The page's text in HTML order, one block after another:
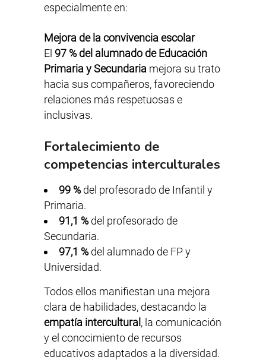
especialmente en:
Mejora de la convivencia escolar
El 97 % del alumnado de Educación
Primaria y Secundaria mejora su trato
hacia sus compañeros, favoreciendo
relaciones más respetuosas e
inclusivas.
Fortalecimiento de
competencias interculturales
99 %del profesorado de Infantil y
Primaria.
91,1 %del profesorado de
Secundaria.
97,1 %del alumnado de FP y
Universidad.
Todos ellos manifiestan una mejora
clara de habilidades, destacando la
empatía intercultural, la comunicación
y el conocimiento de recursos
educativos adaptados a la diversidad.